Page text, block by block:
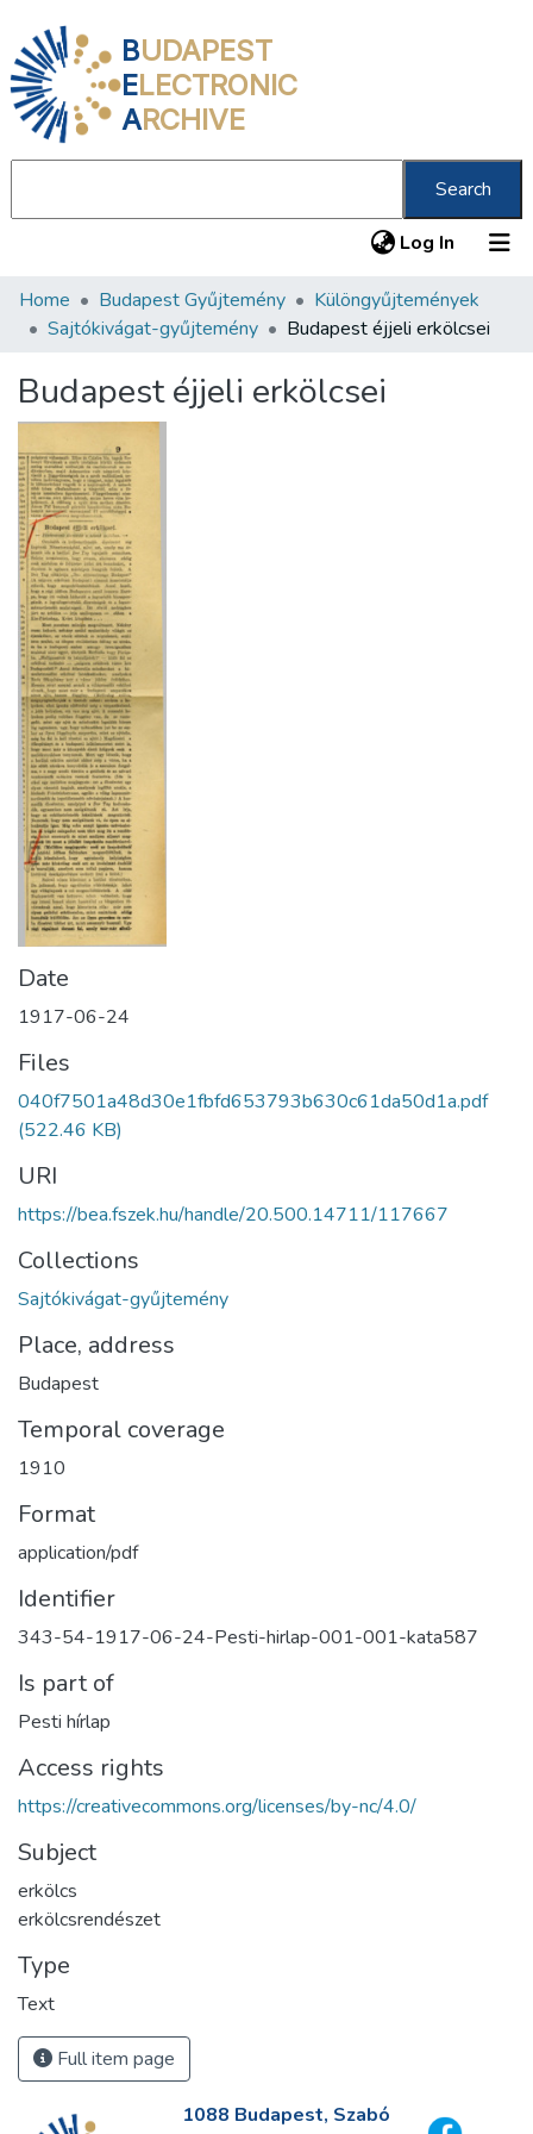
BUDAPEST
ELECTRONIC
ARCHIVE
Search
Log In (current)
Communities & Collections
Statistics
Home Budapest Gyűjtemény
Különgyűjtemények
Sajtókivágat-gyűjtemény
Budapest éjjeli erkölcsei
Budapest éjjeli erkölcsei
Date
1917-06-24
Files
040f7501a48d30e1fbfd653793b630c61da50d1a.pdf
(522.46 KB)
URI
https://bea.fszek.hu/handle/20.500.14711/117667
Collections
Sajtókivágat-gyűjtemény
Place, address
Budapest
Temporal coverage
1910
Format
application/pdf
Identifier
343-54-1917-06-24-Pesti-hirlap-001-001-kata587
Is part of
Pesti hírlap
Access rights
https://creativecommons.org/licenses/by-nc/4.0/
Subject
erkölcs
erkölcsrendészet
Type
Text
Full item page
1088 Budapest, Szabó